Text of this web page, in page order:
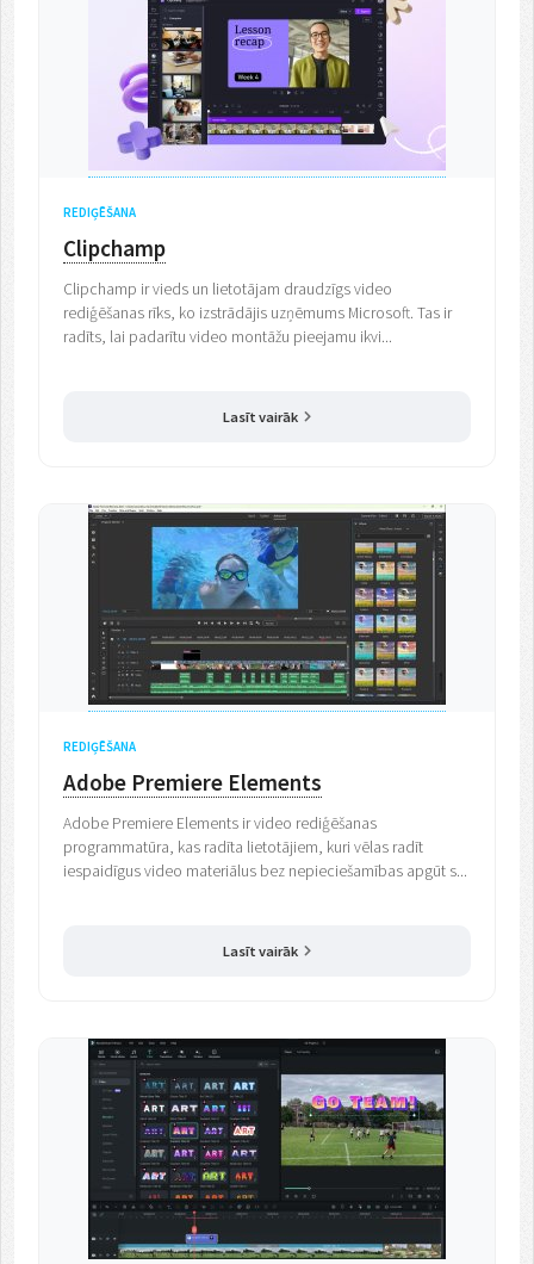
REDIĢĒŠANA
Clipchamp
Clipchamp ir vieds un lietotājam draudzīgs video
rediģēšanas rīks, ko izstrādājis uzņēmums Microsoft. Tas ir
radīts, lai padarītu video montāžu pieejamu ikvi...
Lasīt vairāk
REDIĢĒŠANA
Adobe Premiere Elements
Adobe Premiere Elements ir video rediģēšanas
programmatūra, kas radīta lietotājiem, kuri vēlas radīt
iespaidīgus video materiālus bez nepieciešamības apgūt s...
Lasīt vairāk